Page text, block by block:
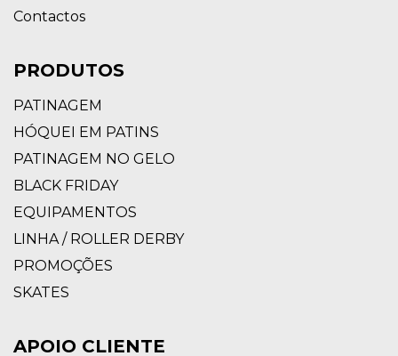
Contactos
PRODUTOS
PATINAGEM
HÓQUEI EM PATINS
PATINAGEM NO GELO
BLACK FRIDAY
EQUIPAMENTOS
LINHA / ROLLER DERBY
PROMOÇÕES
SKATES
APOIO CLIENTE